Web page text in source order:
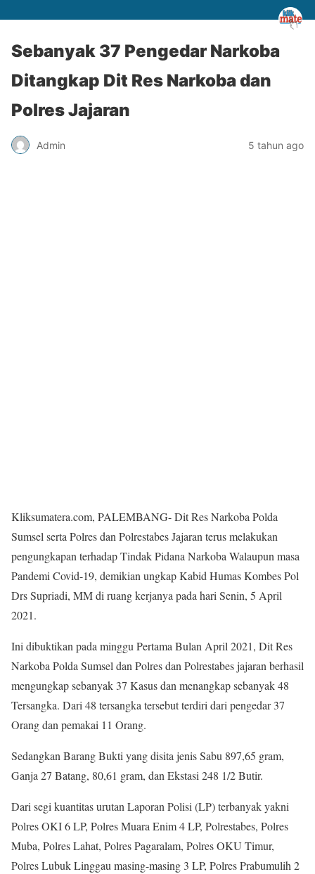
Sebanyak 37 Pengedar Narkoba
Ditangkap Dit Res Narkoba dan
Polres Jajaran
Admin 5 tahun ago
Kliksumatera.com, PALEMBANG- Dit Res Narkoba Polda
Sumsel serta Polres dan Polrestabes Jajaran terus melakukan
pengungkapan terhadap Tindak Pidana Narkoba Walaupun masa
Pandemi Covid-19, demikian ungkap Kabid Humas Kombes Pol
Drs Supriadi, MM di ruang kerjanya pada hari Senin, 5 April
2021.
Ini dibuktikan pada minggu Pertama Bulan April 2021, Dit Res
Narkoba Polda Sumsel dan Polres dan Polrestabes jajaran berhasil
mengungkap sebanyak 37 Kasus dan menangkap sebanyak 48
Tersangka. Dari 48 tersangka tersebut terdiri dari pengedar 37
Orang dan pemakai 11 Orang.
Sedangkan Barang Bukti yang disita jenis Sabu 897,65 gram,
Ganja 27 Batang, 80,61 gram, dan Ekstasi 248 1/2 Butir.
Dari segi kuantitas urutan Laporan Polisi (LP) terbanyak yakni
Polres OKI 6 LP, Polres Muara Enim 4 LP, Polrestabes, Polres
Muba, Polres Lahat, Polres Pagaralam, Polres OKU Timur,
Polres Lubuk Linggau masing-masing 3 LP, Polres Prabumulih 2